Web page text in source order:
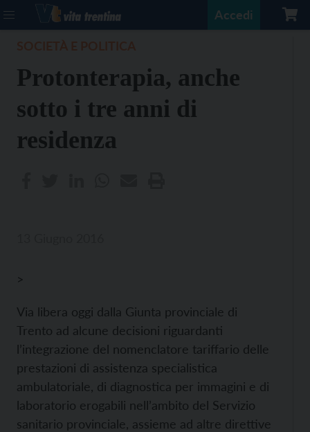
Accedi
Protonterapia, anche
sotto i tre anni di
residenza
>
Via libera oggi dalla Giunta provinciale di
Trento ad alcune decisioni riguardanti
l’integrazione del nomenclatore tariffario delle
prestazioni di assistenza specialistica
ambulatoriale, di diagnostica per immagini e di
laboratorio erogabili nell’ambito del Servizio
sanitario provinciale, assieme ad altre direttive